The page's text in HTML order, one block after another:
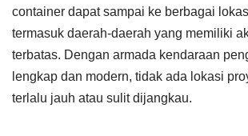
container dapat sampai ke berbagai
termasuk daerah-daerah yang memiliki
terbatas. Dengan armada kendaraan
lengkap dan modern, tidak ada lokasi
terlalu jauh atau sulit dijangkau.